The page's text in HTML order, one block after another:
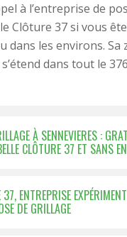
à l’entreprise de
Clôture 37 si vous
dans les environs. Sa
dans tout le
À SENNEVIERES :
CLÔTURE 37 ET SANS
37, ENTREPRISE
DE GRILLAGE